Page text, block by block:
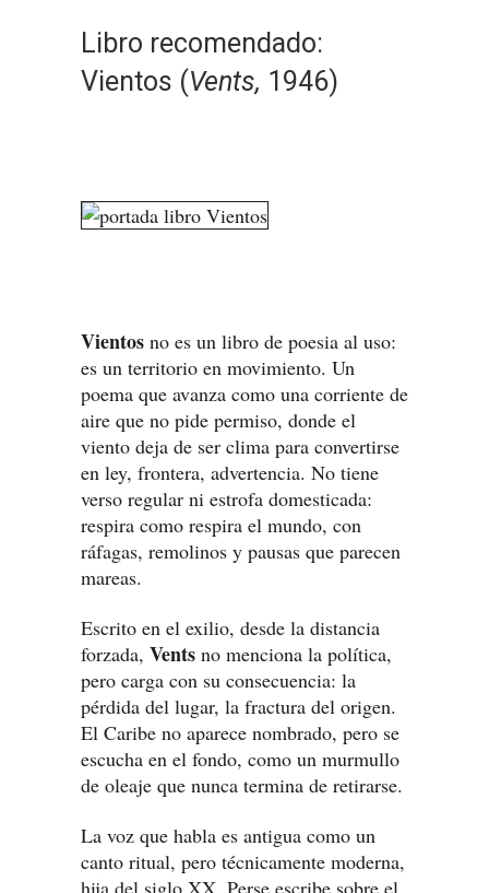
Libro recomendado:
Vientos (Vents, 1946)
Vientos no es un libro de poesia al uso:
es un territorio en movimiento. Un
poema que avanza como una corriente de
aire que no pide permiso, donde el
viento deja de ser clima para convertirse
en ley, frontera, advertencia. No tiene
verso regular ni estrofa domesticada:
respira como respira el mundo, con
ráfagas, remolinos y pausas que parecen
mareas.
Escrito en el exilio, desde la distancia
forzada, Vents no menciona la política,
pero carga con su consecuencia: la
pérdida del lugar, la fractura del origen.
El Caribe no aparece nombrado, pero se
escucha en el fondo, como un murmullo
de oleaje que nunca termina de retirarse.
La voz que habla es antigua como un
canto ritual, pero técnicamente moderna,
hija del siglo XX. Perse escribe sobre el